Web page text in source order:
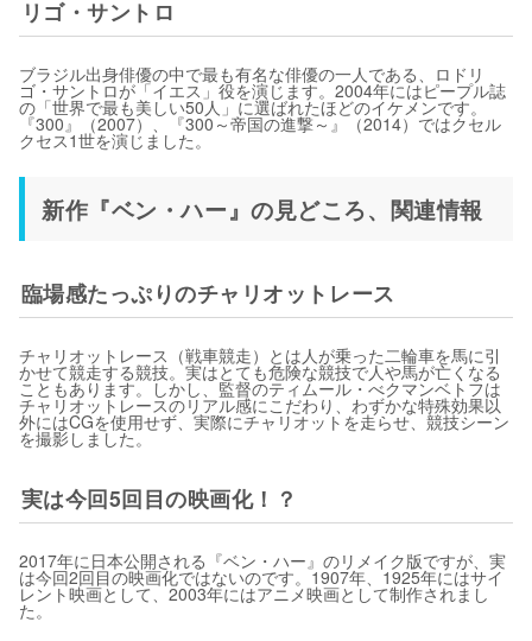
リゴ・サントロ
ブラジル出身俳優の中で最も有名な俳優の一人である、ロドリ
ゴ・サントロが「イエス」役を演じます。2004年にはピープル誌
の「世界で最も美しい50人」に選ばれたほどのイケメンです。
『300』（2007）、『300～帝国の進撃～』（2014）ではクセル
クセス1世を演じました。
新作『ベン・ハー』の見どころ、関連情報
臨場感たっぷりのチャリオットレース
チャリオットレース（戦車競走）とは人が乗った二輪車を馬に引
かせて競走する競技。実はとても危険な競技で人や馬が亡くなる
こともあります。しかし、監督のティムール・べクマンベトフは
チャリオットレースのリアル感にこだわり、わずかな特殊効果以
外にはCGを使用せず、実際にチャリオットを走らせ、競技シーン
を撮影しました。
実は今回5回目の映画化！？
2017年に日本公開される『ベン・ハー』のリメイク版ですが、実
は今回2回目の映画化ではないのです。1907年、1925年にはサイ
レント映画として、2003年にはアニメ映画として制作されまし
た。